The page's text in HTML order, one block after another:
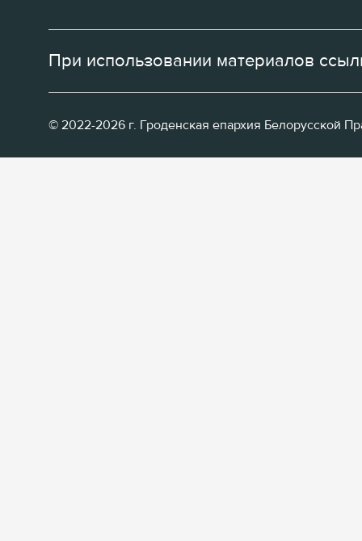
При использовании материалов
© 2022-2026 г. Гроденская епархия Белорусской